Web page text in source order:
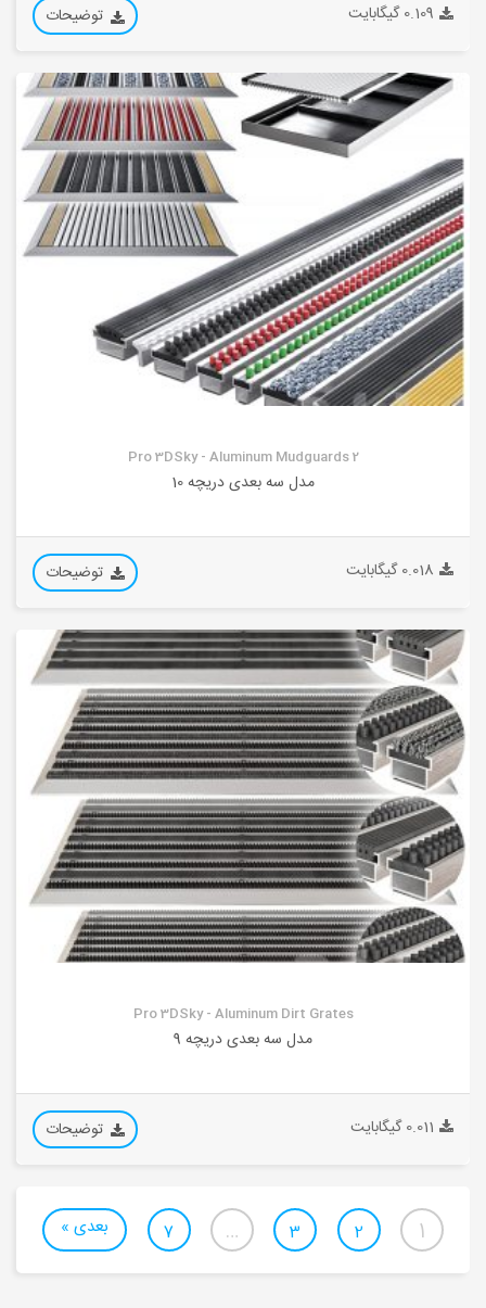
0.109 گیگابایت توضیحات
Pro 3DSky - Aluminum Mudguards 2
مدل سه بعدی دریچه 10
0.018 گیگابایت توضیحات
Pro 3DSky - Aluminum Dirt Grates
مدل سه بعدی دریچه 9
0.011 گیگابایت توضیحات
1
2
3
…
7 بعدی »